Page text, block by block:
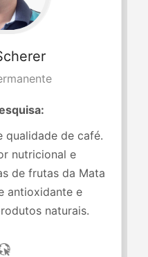
qualidade de café.
nutricional e
de frutas da Mata
antioxidante e
naturais.